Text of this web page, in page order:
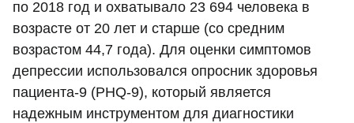
по 2018 год и охватывало 23 694 человека в
возрасте от 20 лет и старше (со средним
возрастом 44,7 года). Для оценки симптомов
депрессии использовался опросник здоровья
пациента-9 (PHQ-9), который является
надежным инструментом для диагностики